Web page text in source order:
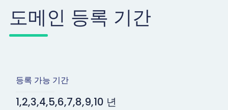
도메인 등록 기간
등록 가능 기간
1,2,3,4,5,6,7,8,9,10 년